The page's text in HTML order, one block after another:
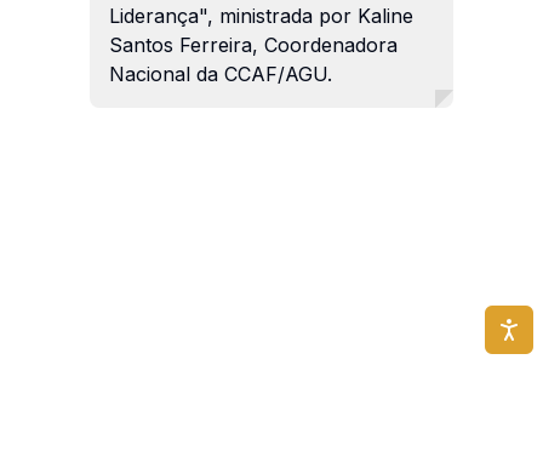
Liderança", ministrada por Kaline
Santos Ferreira, Coordenadora
Nacional da CCAF/AGU.